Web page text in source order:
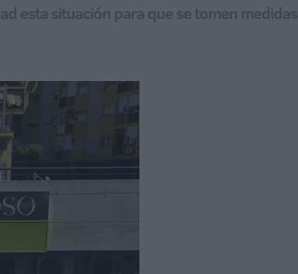
esta situación para que se tomen medidas